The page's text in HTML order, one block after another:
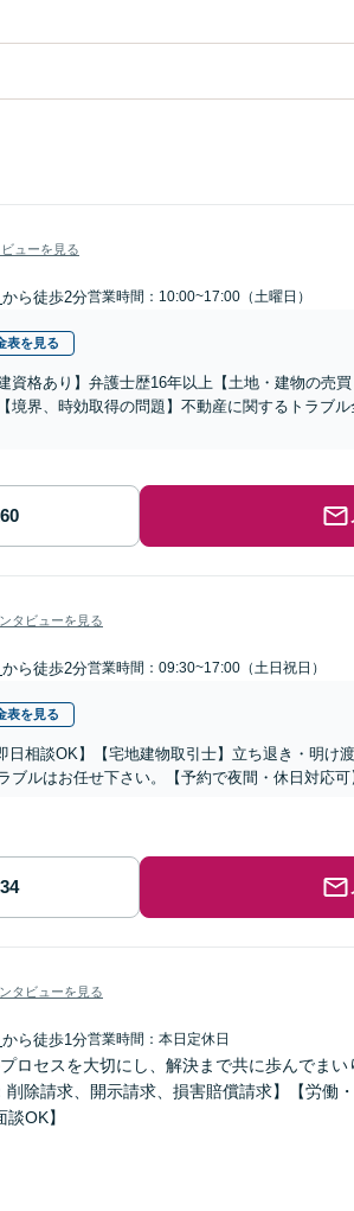
ューを見る
から徒歩2分営業時間：10:00~17:00（土曜日）
表を見る
資格あり】弁護士歴16年以上【土地・建物の売
境界、時効取得の問題】不動産に関するトラブ
タビューを見る
から徒歩2分営業時間：09:30~17:00（土日祝日）
表を見る
日相談OK】【宅地建物取引士】立ち退き・明け
ブルはお任せ下さい。【予約で夜間・休日対応可
タビューを見る
から徒歩1分営業時間：本日定休日
ロセスを大切にし、解決まで共に歩んでま
除請求、開示請求、損害賠償請求】【労働
OK】